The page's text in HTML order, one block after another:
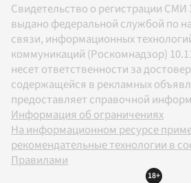
Свидетельство о регистрации
выдано федеральной службой по
связи, информационных
коммуникаций (Роскомнадзор)
несет ответственности за
содержащейся в рекламных
предоставляет справочной
Информация об ограничениях
На информационном ресурсе
рекомендательные технологии в
Правилами
18+